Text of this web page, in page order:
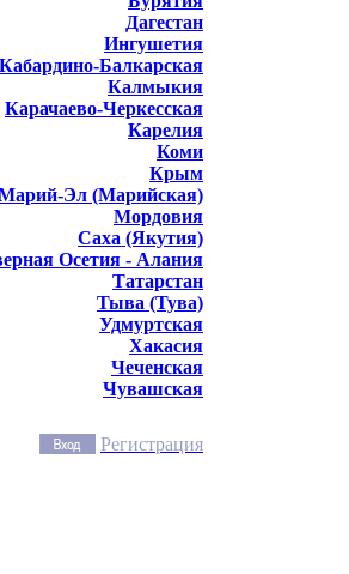
Дагестан
Ингушетия
Кабардино-Балкарская
Калмыкия
Карачаево-Черкесская
Карелия
Коми
Крым
Эл (Марийская)
Мордовия
Саха (Якутия)
Осетия - Алания
Татарстан
Тыва (Тува)
Удмуртская
Хакасия
Чеченская
Чувашская
Регистрация